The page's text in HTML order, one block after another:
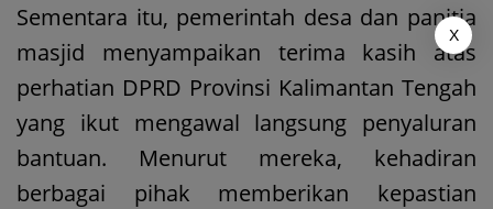
Sementara itu, pemerintah desa dan panitia
masjid menyampaikan terima kasih atas
perhatian DPRD Provinsi Kalimantan Tengah
yang ikut mengawal langsung penyaluran
bantuan. Menurut mereka, kehadiran
berbagai pihak memberikan kepastian
X